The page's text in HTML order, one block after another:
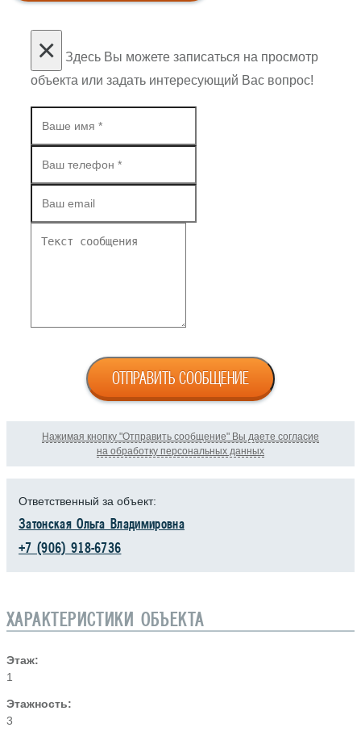
×
Здесь Вы можете записаться на просмотр
объекта или задать интересующий Вас вопрос!
ОТПРАВИТЬ СООБЩЕНИЕ
Нажимая кнопку "Отправить сообщение" Вы даете согласие
на обработку персональных данных
Ответственный за объект:
Затонская Ольга Владимировна
+7 (906) 918-6736
ХАРАКТЕРИСТИКИ ОБЪЕКТА
Этаж:
1
Этажность:
3